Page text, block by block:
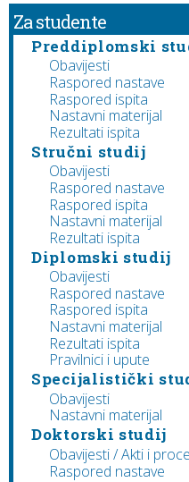
Za studente
Preddiplomski
Obavijesti
Raspored nastave
Raspored ispita
Nastavni materijal
Rezultati ispita
Stručni studij
Obavijesti
Raspored nastave
Raspored ispita
Nastavni materijal
Rezultati ispita
Diplomski studij
Obavijesti
Raspored nastave
Raspored ispita
Nastavni materijal
Rezultati ispita
Pravilnici i upute
Specijalistički
Obavijesti
Nastavni materijal
Doktorski studij
Obavijesti / Akti i
Raspored nastave